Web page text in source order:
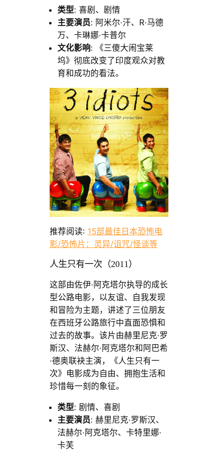
类型: 喜剧、剧情
主要演员: 阿米尔·汗、R·马德
万、卡琳娜·卡普尔
文化影响: 《三傻大闹宝莱
坞》彻底改变了印度观众对教
育和成功的看法。
推荐阅读: 15部最佳日本恐怖电
影/恐怖片：灵异/诅咒/怪谈等
人生只有一次（2011）
这部由佐伊·阿克塔尔执导的成长
型公路电影，以友谊、自我发现
和冒险为主题，讲述了三位朋友
在西班牙公路旅行中直面恐惧和
过去的故事。该片由赫里尼克·罗
斯汉、法赫尔·阿克塔尔和阿巴希
·德奥联袂主演，《人生只有一
次》电影成为自由、拥抱生活和
珍惜每一刻的象征。
类型: 剧情、喜剧
主要演员: 赫里尼克·罗斯汉、
法赫尔·阿克塔尔、卡特里娜·
卡芙